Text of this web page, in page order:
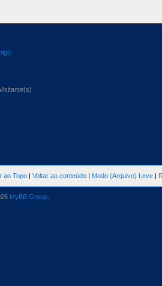
ao Topo | Voltar ao conteúdo | Modo (Arquivo) Leve |
MyBB Group